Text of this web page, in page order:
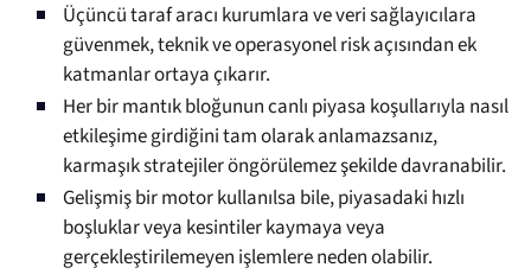
Üçüncü taraf aracı kurumlara ve veri sağlayıcılara
güvenmek, teknik ve operasyonel risk açısından ek
katmanlar ortaya çıkarır.
Her bir mantık bloğunun canlı piyasa koşullarıyla nasıl
etkileşime girdiğini tam olarak anlamazsanız,
karmaşık stratejiler öngörülemez şekilde davranabilir.
Gelişmiş bir motor kullanılsa bile, piyasadaki hızlı
boşluklar veya kesintiler kaymaya veya
gerçekleştirilemeyen işlemlere neden olabilir.